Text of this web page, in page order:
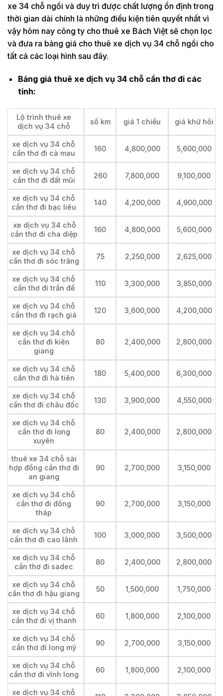
xe 34 chỗ ngồi và duy trì được chất lượng ổn định trong
thời gian dài chính là những điều kiện tiên quyết nhất vì
vậy hôm nay công ty cho thuê xe Bách Việt sẽ chọn lọc
và đưa ra bảng giá cho thuê xe dịch vụ 34 chỗ ngồi cho
tất cả các loại hình sau đây.
Bảng giá thuê xe dịch vụ 34 chỗ cần thơ đi các
tỉnh:
Lộ trình thuê xe
dịch vụ 34 chỗ
số km giá 1 chiều giá khứ hồi
xe dịch vụ 34 chỗ
cần thơ đi cà mau
160 4,800,000 5,600,000
xe dịch vụ 34 chỗ
cần thơ đi đất mũi
260 7,800,000 9,100,000
xe dịch vụ 34 chỗ
cần thơ đi bạc liêu
140 4,200,000 4,900,000
xe dịch vụ 34 chỗ
cần thơ đi cha diệp
160 4,800,000 5,600,000
xe dịch vụ 34 chỗ
cần thơ đi sóc trăng
75 2,250,000 2,625,000
xe dịch vụ 34 chỗ
cần thơ đi trần đề
110 3,300,000 3,850,000
xe dịch vụ 34 chỗ
cần thơ đi rạch giá
120 3,600,000 4,200,000
xe dịch vụ 34 chỗ
cần thơ đi kiên
giang
80 2,400,000 2,800,000
xe dịch vụ 34 chỗ
cần thơ đi hà tiên
180 5,400,000 6,300,000
xe dịch vụ 34 chỗ
cần thơ đi châu đốc
130 3,900,000 4,550,000
xe dịch vụ 34 chỗ
cần thơ đi long
xuyên
80 2,400,000 2,800,000
thuê xe 34 chỗ sài
hợp đồng cần thơ đi
an giang
90 2,700,000 3,150,000
xe dịch vụ 34 chỗ
cần thơ đi đồng
tháp
90 2,700,000 3,150,000
xe dịch vụ 34 chỗ
cần thơ đi cao lãnh
100 3,000,000 3,500,000
xe dịch vụ 34 chỗ
cần thơ đi sadec
80 2,400,000 2,800,000
xe dịch vụ 34 chỗ
cần thơ đi hậu giang
50 1,500,000 1,750,000
xe dịch vụ 34 chỗ
cần thơ đi vị thanh
60 1,800,000 2,100,000
xe dịch vụ 34 chỗ
cần thơ đi long mỹ
90 2,700,000 3,150,000
xe dịch vụ 34 chỗ
cần thơ đi vĩnh long
60 1,800,000 2,100,000
xe dịch vụ 34 chỗ